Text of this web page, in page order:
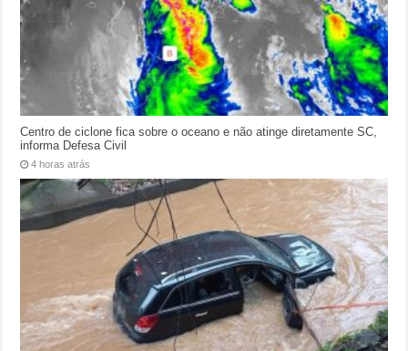
Centro de ciclone fica sobre o oceano e não atinge diretamente SC,
informa Defesa Civil
4 horas atrás